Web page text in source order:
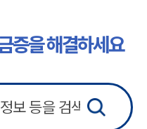
증을 해결하세요